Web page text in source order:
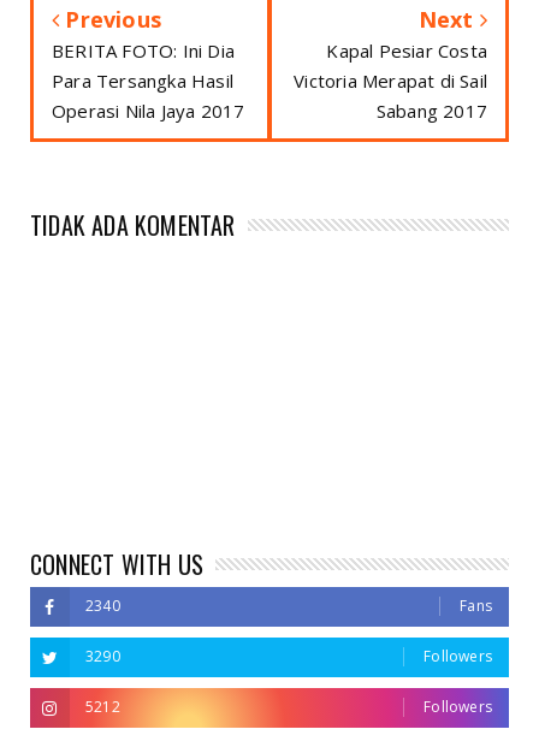
Previous
BERITA FOTO: Ini Dia
Para Tersangka Hasil
Operasi Nila Jaya 2017
Next
Kapal Pesiar Costa
Victoria Merapat di Sail
Sabang 2017
TIDAK ADA KOMENTAR
CONNECT WITH US
2340 Fans
3290 Followers
5212 Followers